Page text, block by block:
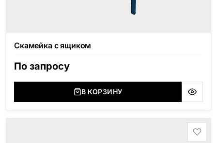
Скамейка с ящиком
По запросу
В КОРЗИНУ